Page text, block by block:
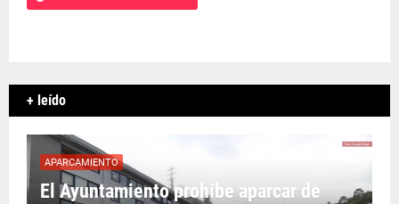
+ leído
APARCAMIENTO
El Ayuntamiento prohíbe aparcar de